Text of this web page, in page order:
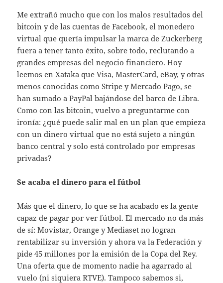
Me extrañó mucho que con los malos resultados del
bitcoin y de las cuentas de Facebook, el monedero
virtual que quería impulsar la marca de Zuckerberg
fuera a tener tanto éxito, sobre todo, reclutando a
grandes empresas del negocio financiero. Hoy
leemos en Xataka que Visa, MasterCard, eBay, y otras
menos conocidas como Stripe y Mercado Pago, se
han sumado a PayPal bajándose del barco de Libra.
Como con las bitcoin, vuelvo a preguntarme con
ironía: ¿qué puede salir mal en un plan que empieza
con un dinero virtual que no está sujeto a ningún
banco central y solo está controlado por empresas
privadas?
Se acaba el dinero para el fútbol
Más que el dinero, lo que se ha acabado es la gente
capaz de pagar por ver fútbol. El mercado no da más
de sí: Movistar, Orange y Mediaset no logran
rentabilizar su inversión y ahora va la Federación y
pide 45 millones por la emisión de la Copa del Rey.
Una oferta que de momento nadie ha agarrado al
vuelo (ni siquiera RTVE). Tampoco sabemos si,